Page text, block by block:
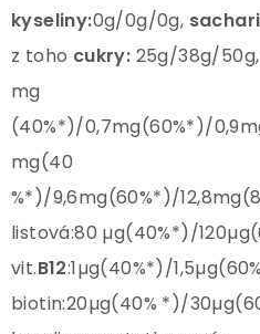
kyseliny:0g/0g/0g,
z toho cukry: 25g/38g/50g,
mg
(40%*)/0,7mg(60%*)/
mg(40
%*)/9,6mg(60%*)/
listová:80 µg(40%*)/
vit.B12:1µg(40%*)/
biotin:20µg(40% *)/